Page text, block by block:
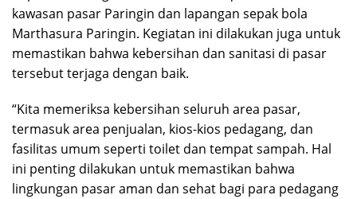
kawasan pasar Paringin dan lapangan sepak bola
Marthasura Paringin. Kegiatan ini dilakukan juga untuk
memastikan bahwa kebersihan dan sanitasi di pasar
tersebut terjaga dengan baik.
“Kita memeriksa kebersihan seluruh area pasar,
termasuk area penjualan, kios-kios pedagang, dan
fasilitas umum seperti toilet dan tempat sampah. Hal
ini penting dilakukan untuk memastikan bahwa
lingkungan pasar aman dan sehat bagi para pedagang